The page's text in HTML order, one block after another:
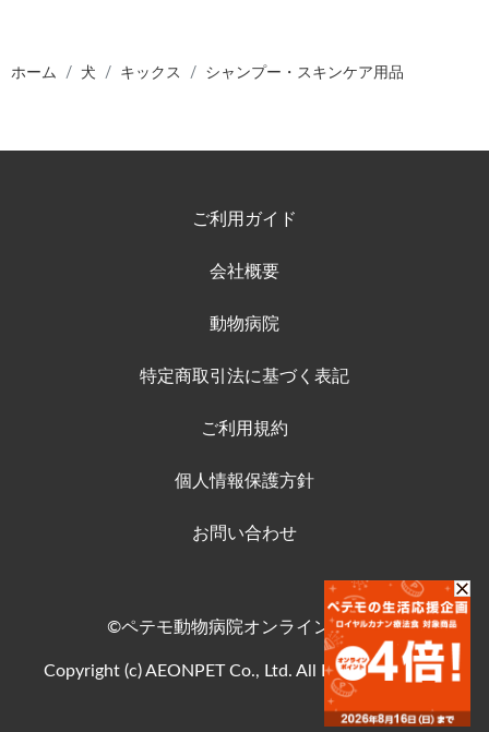
ホーム 犬 キックス シャンプー・スキンケア用品
ご利用ガイド
会社概要
動物病院
特定商取引法に基づく表記
ご利用規約
個人情報保護方針
お問い合わせ
©ペテモ動物病院オンラインストア
Copyright (c) AEONPET Co., Ltd. All Rights Reserved.